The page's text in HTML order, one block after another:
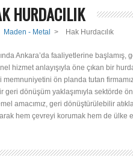
HURDACILIK
Maden - Metal > Hak Hurdacılık
Ankara’da faaliyetlerine
hizmet anlayışıyla öne çıkan bir
ön planda tutan
geri dönüşüm yaklaşımıyla sektörde
amacımız, geri dönüştürülebilir
hem çevreyi korumak hem de ülke